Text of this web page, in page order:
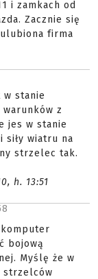
i zamkach od
Zacznie się
firma
stanie
z
jes w stanie
siły wiatru na
strzelec tak.
h. 13:51
bojową
Myślę że w
strzelców